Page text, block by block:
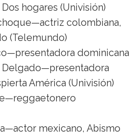
hogares (Univisión)
colombiana,
(Telemundo)
dominicana
Delgado—presentadora
América (Univisión)
mexicano, Abismo